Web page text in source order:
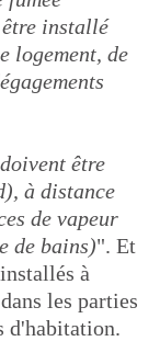
installé
logement, de
doivent être
à distance
de vapeur
de bains)". Et
à
les parties
d'habitation.